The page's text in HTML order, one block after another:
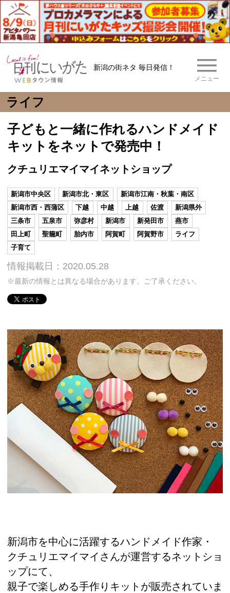
新潟の街ネタ 毎日発信！
メニュー
ライフ
子どもと一緒に作れるハンドメイド
キットをネットで発売中！
クチュリエマイマイネットショップ
新潟市中央区 新潟市北・東区
新潟市江南・秋葉・南区
新潟市西・西蒲区
下越 中越 上越 佐渡
新潟県外
三条市
五泉市 弥彦村 新潟市 新発田市
燕市
田上町
聖籠町 胎内市 阿賀町 阿賀野市
ライフ
子育て
情報掲載日：2020.05.28
※最新の情報とは異なる場合があります。ご了承ください。
新潟市を中心に活躍するハンドメイド作家・
クチュリエマイマイさんが運営するネットショ
ップにて、
親子で楽しめる手作りキットが販売されていま